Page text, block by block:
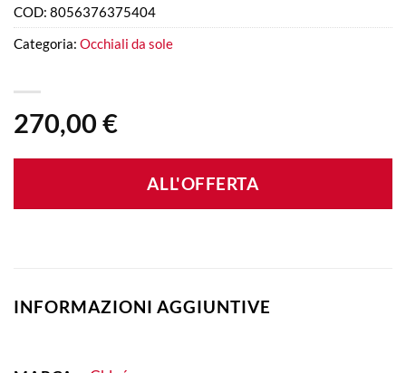
270,00 €
ALL'OFFERTA
COD: 8056376375404
Categoria: Occhiali da sole
INFORMAZIONI AGGIUNTIVE